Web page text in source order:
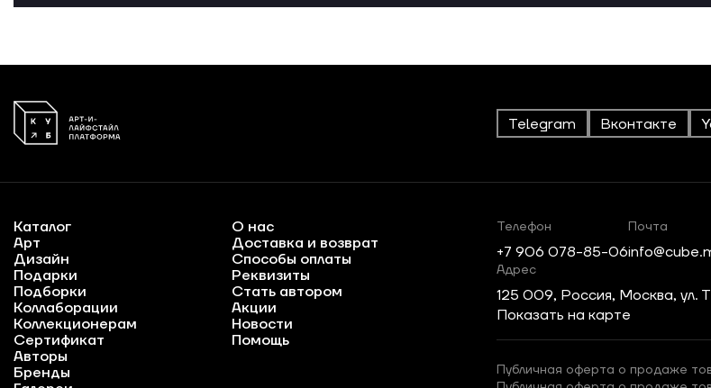
Telegram Вконтакте
Каталог
Арт
Дизайн
Подарки
Подборки
Коллаборации
Коллекционерам
Сертификат
Авторы
Бренды
О нас
Доставка и возврат
Способы оплаты
Реквизиты
Стать автором
Акции
Новости
Помощь
Телефон
+7 906 078-85-06
Почта
Адрес
125 009, Россия, Москва, ул.
Показать на карте
Публичная оферта о продаже